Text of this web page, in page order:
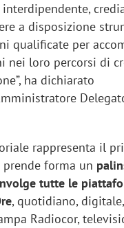
a disposizione
qualificate per
nei loro percorsi di
ha dichiarato
rappresenta il
forma un
tutte le
, quotidiano,
Radiocor,